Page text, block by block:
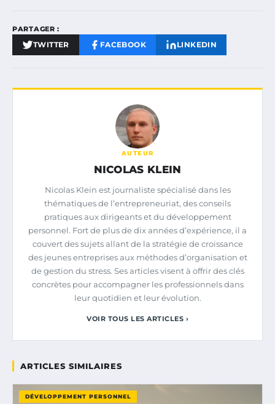
PARTAGER :
TWITTER FACEBOOK LINKEDIN
AUTEUR
NICOLAS KLEIN
Nicolas Klein est journaliste spécialisé dans les
thématiques de l’entrepreneuriat, des conseils
pratiques aux dirigeants et du développement
personnel. Fort de plus de dix années d’expérience, il a
couvert des sujets allant de la stratégie de croissance
des jeunes entreprises aux méthodes d’organisation et
de gestion du stress. Ses articles visent à offrir des clés
concrètes pour accompagner les professionnels dans
leur quotidien et leur évolution.
VOIR TOUS LES ARTICLES ›
ARTICLES SIMILAIRES
DÉVELOPPEMENT PERSONNEL